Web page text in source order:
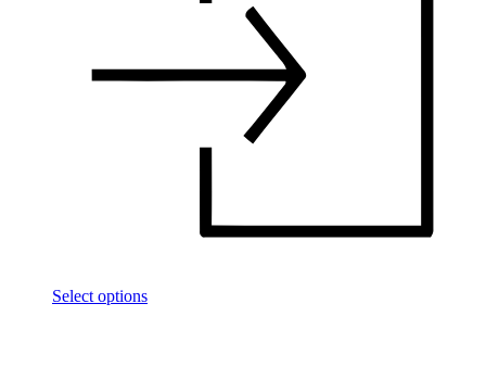
Select options